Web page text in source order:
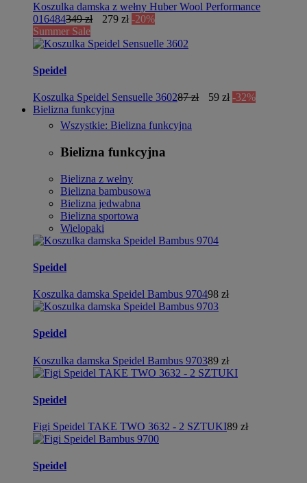
Koszulka damska z wełny Huber Wool Performance
016484349 zł 279 zł -20%
Summer Sale
Speidel
Koszulka Speidel Sensuelle 360287 zł 59 zł -32%
Bielizna funkcyjna
Wszystkie: Bielizna funkcyjna
Bielizna funkcyjna
Bielizna z wełny
Bielizna bambusowa
Bielizna jedwabna
Bielizna sportowa
Wielopaki
Speidel
Koszulka damska Speidel Bambus 970498 zł
Speidel
Koszulka damska Speidel Bambus 970389 zł
Speidel
Figi Speidel TAKE TWO 3632 - 2 SZTUKI89 zł
Speidel